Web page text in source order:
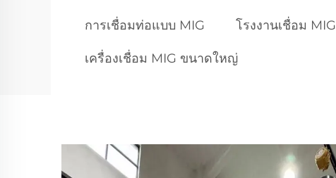
การเชื่อมท่อแบบ MIG โรงงานเชื่อม MIG
เครื่องเชื่อม MIG ขนาดใหญ่